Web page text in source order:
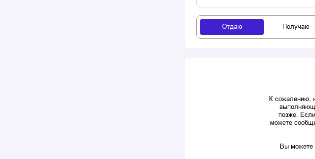
Отдаю Получаю
К сожалению,
позже.
можете
Вы можете